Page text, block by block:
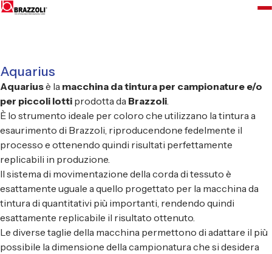
Aquarius
Aquariusè la macchina da tintura per campionature e/o
per piccoli lotti prodotta da Brazzoli.
È lo strumento ideale per coloro che utilizzano la tintura a
esaurimento di Brazzoli, riproducendone fedelmente il
processo e ottenendo quindi risultati perfettamente
replicabili in produzione.
Il sistema di movimentazione della corda di tessuto è
esattamente uguale a quello progettato per la macchina da
tintura di quantitativi più importanti, rendendo quindi
esattamente replicabile il risultato ottenuto.
Le diverse taglie della macchina permettono di adattare il più
possibile la dimensione della campionatura che si desidera